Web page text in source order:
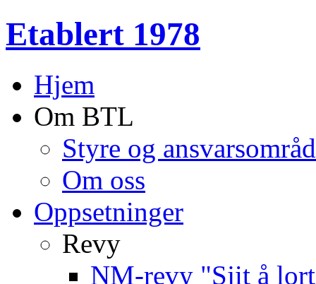
Etablert 1978
Hjem
Om BTL
Styre og
Om oss
Oppsetninger
Revy
NM-revy "Sjit å